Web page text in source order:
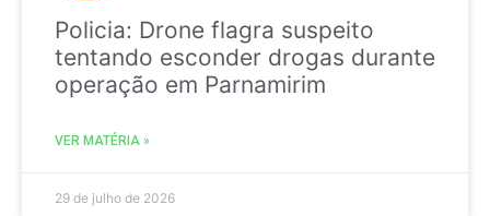
Policia: Drone flagra suspeito
tentando esconder drogas durante
operação em Parnamirim
VER MATÉRIA »
29 de julho de 2026